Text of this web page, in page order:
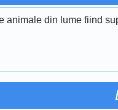
animale din lume fiind